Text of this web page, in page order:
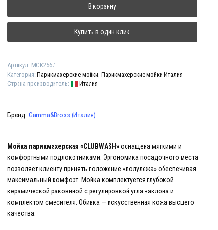
парикмахерская
"CLUBWASH"
В корзину
Купить в один клик
Артикул: МСК2567
Категория: Парикмахерские мойки Парикмахерские мойки Италия
Страна производитель:
Италия
Бренд: Gamma&Bross (Италия)
Мойка парикмахерская «CLUBWASH»оснащена мягкими и
комфортными подлокотниками. Эргономика посадочного места
позволяет клиенту принять положение «полулежа» обеспечивая
максимальный комфорт. Мойка комплектуется глубокой
керамической раковиной с регулировкой угла наклона и
комплектом смесителя. Обивка — искусственная кожа высшего
качества.